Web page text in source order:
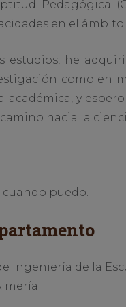
Pedagógica
en el ámbito
estudios, he
como en
académica, y
hacia la
cuando puedo.
Ingeniería de la